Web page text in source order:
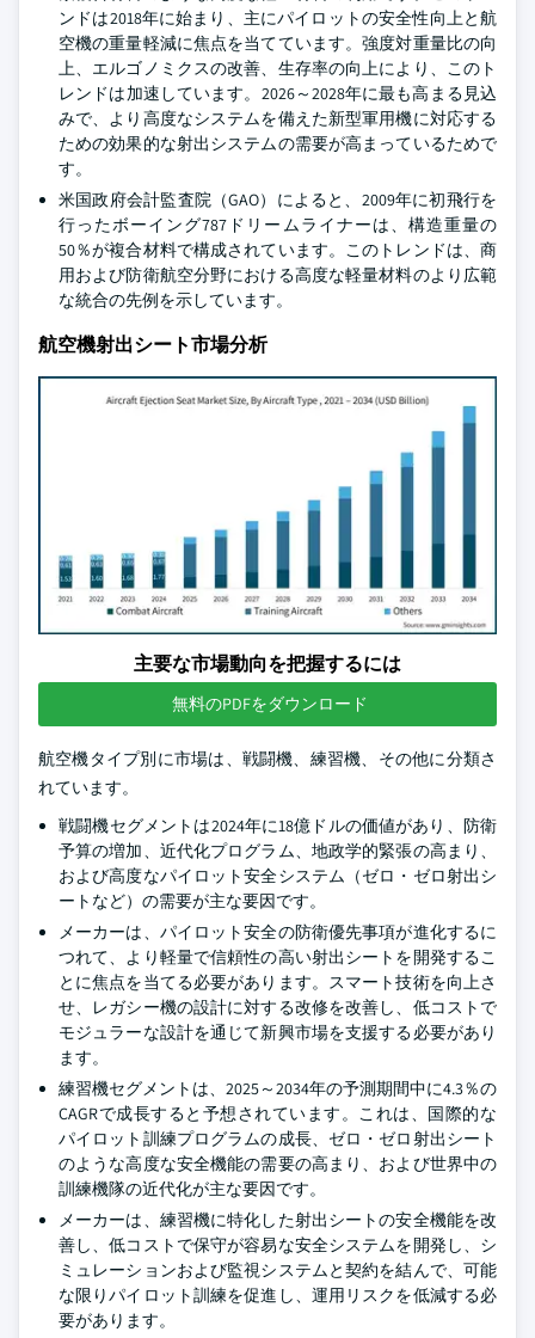
ンドは2018年に始まり、主にパイロットの安全性向上と航
空機の重量軽減に焦点を当てています。強度対重量比の向
上、エルゴノミクスの改善、生存率の向上により、このト
レンドは加速しています。2026～2028年に最も高まる見込
みで、より高度なシステムを備えた新型軍用機に対応する
ための効果的な射出システムの需要が高まっているためで
す。
米国政府会計監査院（GAO）によると、2009年に初飛行を
行ったボーイング787ドリームライナーは、構造重量の
50％が複合材料で構成されています。このトレンドは、商
用および防衛航空分野における高度な軽量材料のより広範
な統合の先例を示しています。
航空機射出シート市場分析
主要な市場動向を把握するには
無料のPDFをダウンロード
航空機タイプ別に市場は、戦闘機、練習機、その他に分類さ
れています。
戦闘機セグメントは2024年に18億ドルの価値があり、防衛
予算の増加、近代化プログラム、地政学的緊張の高まり、
および高度なパイロット安全システム（ゼロ・ゼロ射出シ
ートなど）の需要が主な要因です。
メーカーは、パイロット安全の防衛優先事項が進化するに
つれて、より軽量で信頼性の高い射出シートを開発するこ
とに焦点を当てる必要があります。スマート技術を向上さ
せ、レガシー機の設計に対する改修を改善し、低コストで
モジュラーな設計を通じて新興市場を支援する必要があり
ます。
練習機セグメントは、2025～2034年の予測期間中に4.3％の
CAGRで成長すると予想されています。これは、国際的な
パイロット訓練プログラムの成長、ゼロ・ゼロ射出シート
のような高度な安全機能の需要の高まり、および世界中の
訓練機隊の近代化が主な要因です。
メーカーは、練習機に特化した射出シートの安全機能を改
善し、低コストで保守が容易な安全システムを開発し、シ
ミュレーションおよび監視システムと契約を結んで、可能
な限りパイロット訓練を促進し、運用リスクを低減する必
要があります。